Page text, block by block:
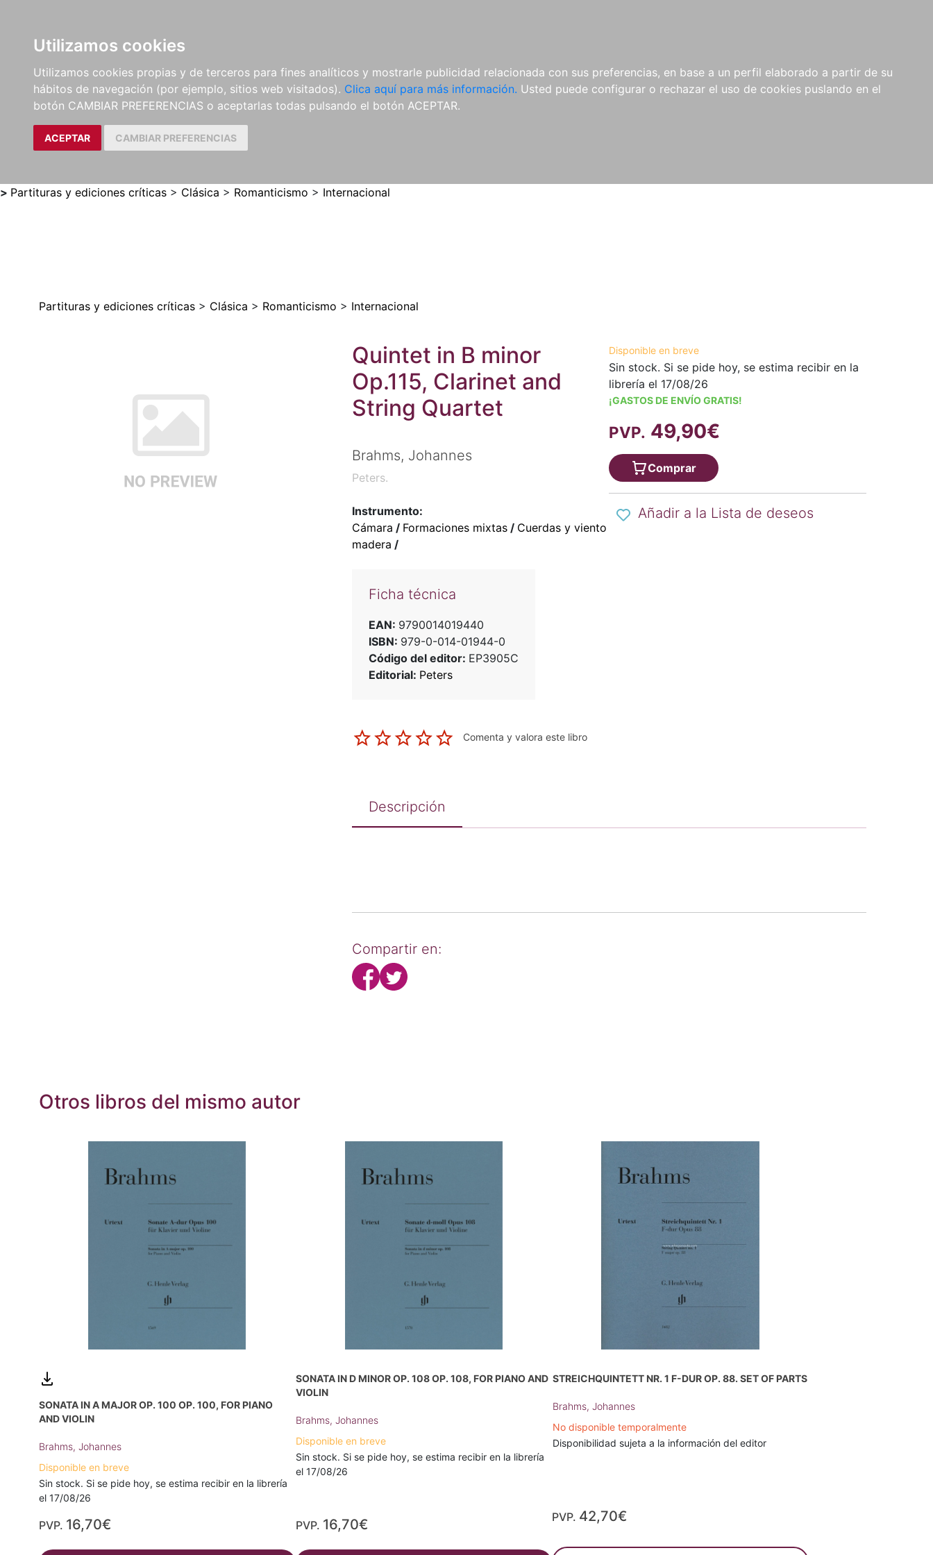
Utilizamos cookies
Utilizamos cookies propias y de terceros para fines analíticos y mostrarle publicidad relacionada con sus preferencias, en base a un perfil elaborado a partir de su
hábitos de navegación (por ejemplo, sitios web visitados). Clica aquí para más información. Usted puede configurar o rechazar el uso de cookies puslando en el
botón CAMBIAR PREFERENCIAS o aceptarlas todas pulsando el botón ACEPTAR.
ACEPTAR CAMBIAR PREFERENCIAS
LIBROS
MÉTODOS Y
EJERCICIOS
PARTITURAS Y EDICIONES
CRÍTICAS
REVISTAS
CDS Y
DVDS
MATERIAL
COMPLEMENTARIO
NOVEDADES NOTICIAS
COMPRAS
INSTITUCIONALES
> Partituras y ediciones críticas > Clásica > Romanticismo > Internacional
Partituras y ediciones críticas > Clásica > Romanticismo > Internacional
Quintet in B minor
Op.115, Clarinet and
String Quartet
Brahms, Johannes
Peters.
Instrumento:
Cámara / Formaciones mixtas/ Cuerdas y viento
madera /
Ficha técnica
EAN: 9790014019440
ISBN: 979-0-014-01944-0
Código del editor: EP3905C
Editorial: Peters
Comenta y valora este libro
Disponible en breve
Sin stock. Si se pide hoy, se estima recibir en la
librería el 17/08/26
¡GASTOS DE ENVÍO GRATIS!
PVP. 49,90€
Comprar
Añadir a la Lista de deseos
Descripción
Compartir en:
Otros libros del mismo autor
SONATA IN A MAJOR OP. 100 OP. 100, FOR PIANO
AND VIOLIN
Brahms, Johannes
Disponible en breve
Sin stock. Si se pide hoy, se estima recibir en la librería
el 17/08/26
PVP. 16,70€
SONATA IN D MINOR OP. 108 OP. 108, FOR PIANO AND
VIOLIN
Brahms, Johannes
Disponible en breve
Sin stock. Si se pide hoy, se estima recibir en la librería
el 17/08/26
PVP. 16,70€
STREICHQUINTETT NR. 1 F-DUR OP. 88. SET OF PARTS
Brahms, Johannes
No disponible temporalmente
Disponibilidad sujeta a la información del editor
PVP. 42,70€